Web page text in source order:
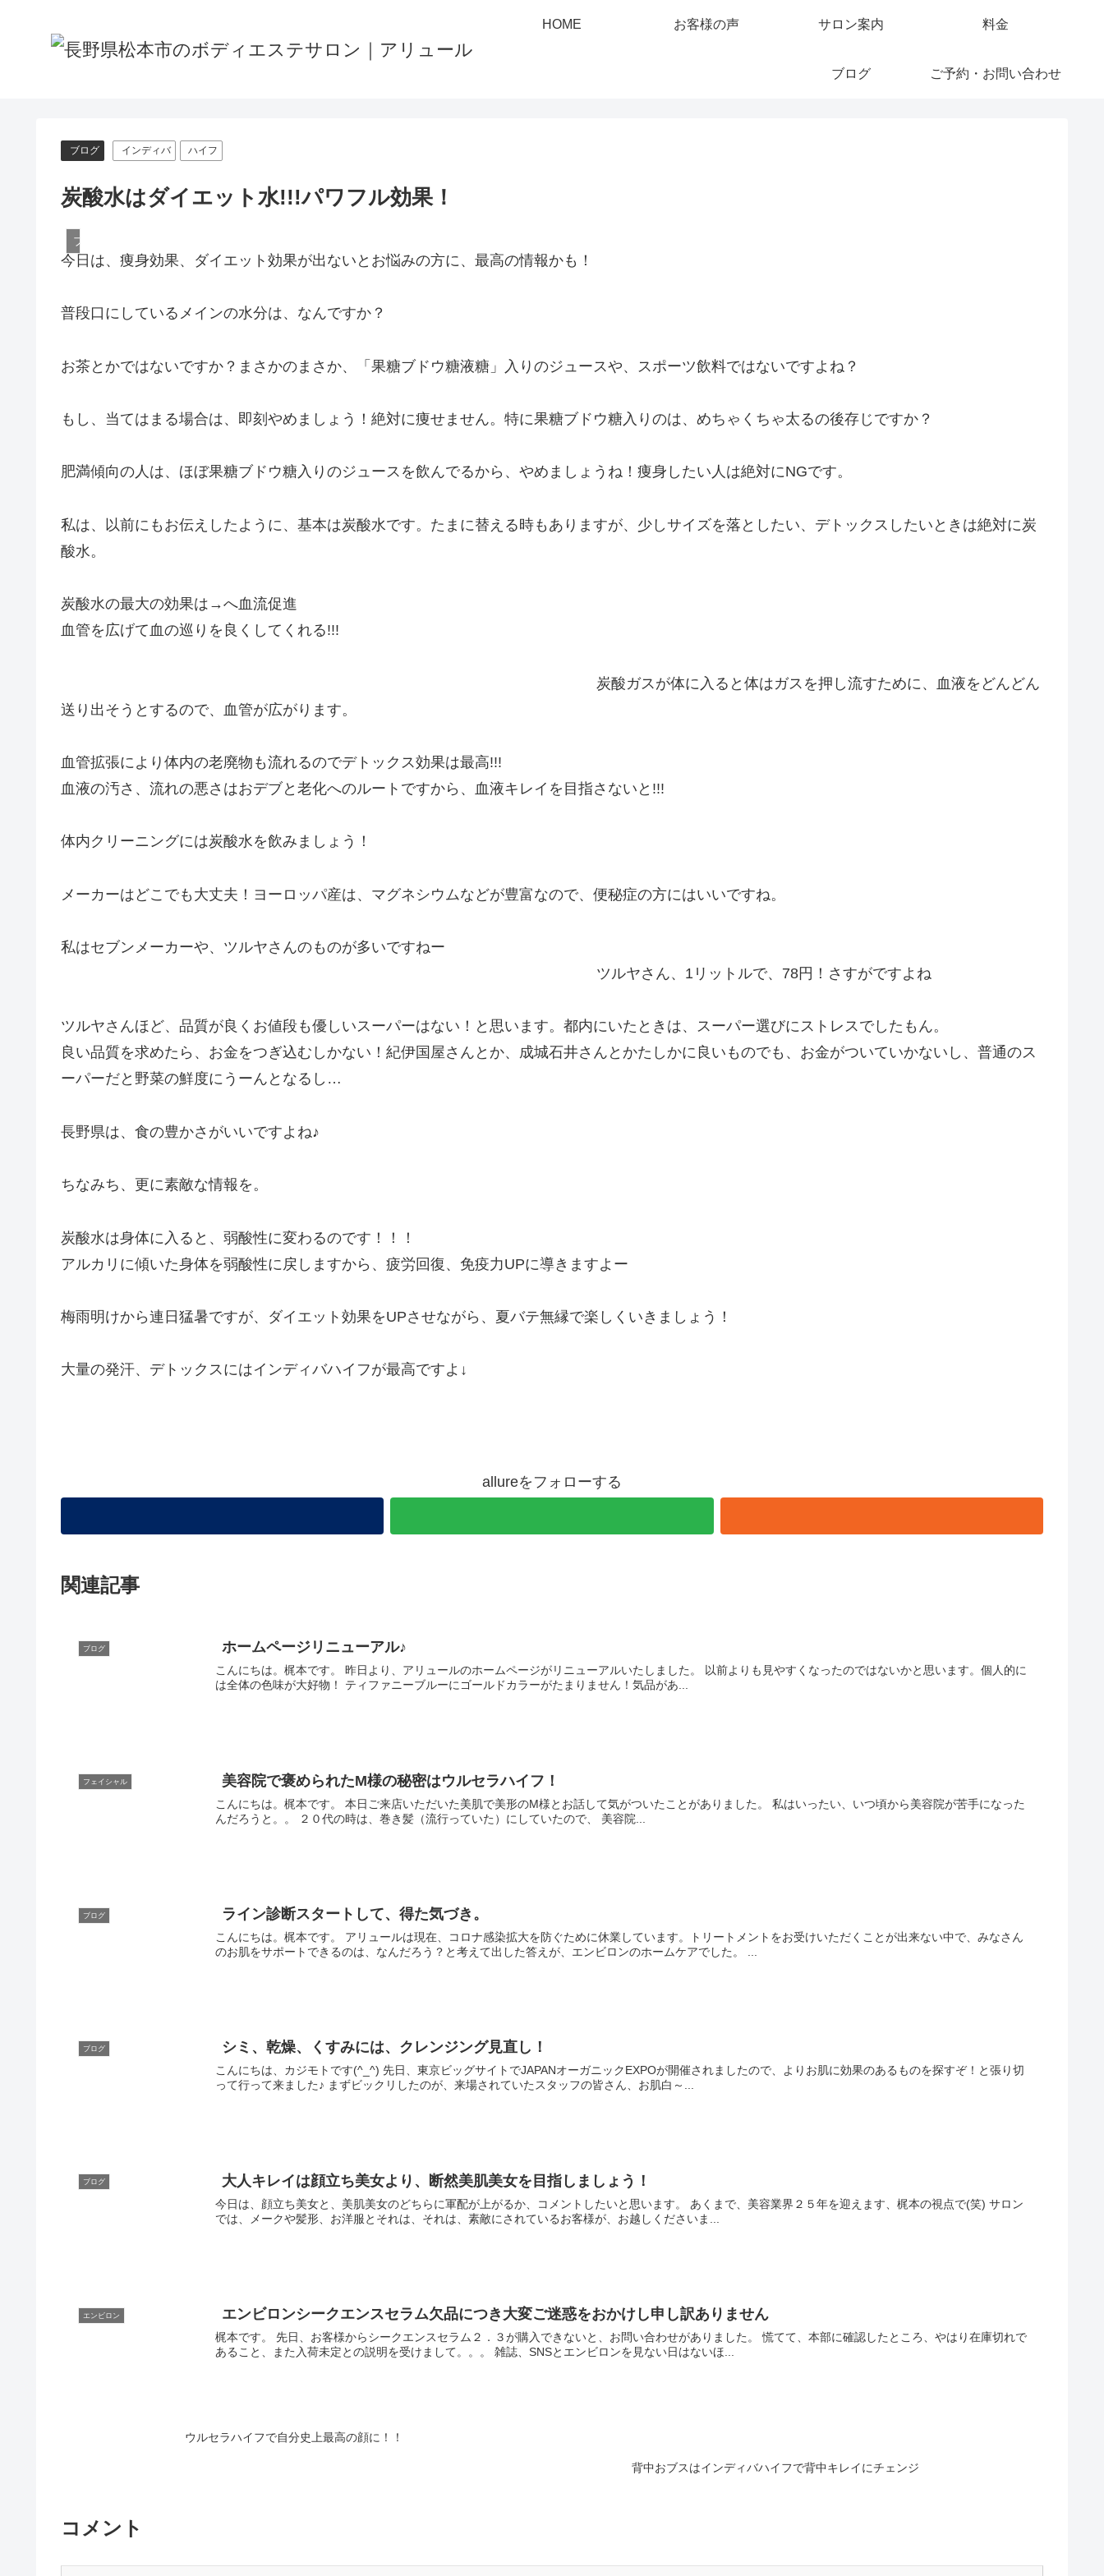
HOME お客様の声 サロン案内 料金
ブログ ご予約・お問い合わせ
ブログ インディバ ハイフ
炭酸水はダイエット水!!!パワフル効果！
ブログ
今日は、痩身効果、ダイエット効果が出ないとお悩みの方に、最高の情報かも！
普段口にしているメインの水分は、なんですか？
お茶とかではないですか？まさかのまさか、「果糖ブドウ糖液糖」入りのジュースや、スポーツ飲料ではないですよね？
もし、当てはまる場合は、即刻やめましょう！絶対に痩せません。特に果糖ブドウ糖入りのは、めちゃくちゃ太るの後存じですか？
肥満傾向の人は、ほぼ果糖ブドウ糖入りのジュースを飲んでるから、やめましょうね！痩身したい人は絶対にNGです。
私は、以前にもお伝えしたように、基本は炭酸水です。たまに替える時もありますが、少しサイズを落としたい、デトックスしたいときは絶対に炭
酸水。
炭酸水の最大の効果は→へ血流促進
血管を広げて血の巡りを良くしてくれる!!!
炭酸ガスが体に入ると体はガスを押し流すために、血液をどんどん
送り出そうとするので、血管が広がります。
血管拡張により体内の老廃物も流れるのでデトックス効果は最高!!!
血液の汚さ、流れの悪さはおデブと老化へのルートですから、血液キレイを目指さないと!!!
体内クリーニングには炭酸水を飲みましょう！
メーカーはどこでも大丈夫！ヨーロッパ産は、マグネシウムなどが豊富なので、便秘症の方にはいいですね。
私はセブンメーカーや、ツルヤさんのものが多いですねー
ツルヤさん、1リットルで、78円！さすがですよね
ツルヤさんほど、品質が良くお値段も優しいスーパーはない！と思います。都内にいたときは、スーパー選びにストレスでしたもん。
良い品質を求めたら、お金をつぎ込むしかない！紀伊国屋さんとか、成城石井さんとかたしかに良いものでも、お金がついていかないし、普通のス
ーパーだと野菜の鮮度にうーんとなるし…
長野県は、食の豊かさがいいですよね♪
ちなみち、更に素敵な情報を。
炭酸水は身体に入ると、弱酸性に変わるのです！！！
アルカリに傾いた身体を弱酸性に戻しますから、疲労回復、免疫力UPに導きますよー
梅雨明けから連日猛暑ですが、ダイエット効果をUPさせながら、夏バテ無縁で楽しくいきましょう！
大量の発汗、デトックスにはインディバハイフが最高ですよ↓
allureをフォローする
関連記事
ブログ ホームページリニューアル♪
こんにちは。梶本です。 昨日より、アリュールのホームページがリニューアルいたしました。 以前よりも見やすくなったのではないかと思います。個人的に
は全体の色味が大好物！ ティファニーブルーにゴールドカラーがたまりません！気品があ...
フェイシャル 美容院で褒められたM様の秘密はウルセラハイフ！
こんにちは。梶本です。 本日ご来店いただいた美肌で美形のM様とお話して気がついたことがありました。 私はいったい、いつ頃から美容院が苦手になった
んだろうと。。 ２０代の時は、巻き髪（流行っていた）にしていたので、 美容院...
ブログ ライン診断スタートして、得た気づき。
こんにちは。梶本です。 アリュールは現在、コロナ感染拡大を防ぐために休業しています。トリートメントをお受けいただくことが出来ない中で、みなさん
ブログ シミ、乾燥、くすみには、クレンジング見直し！
こんにちは、カジモトです(^_^) 先日、東京ビッグサイトでJAPANオーガニックEXPOが開催されましたので、よりお肌に効果のあるものを探すぞ！と張り切
って行って来ました♪ まずビックリしたのが、来場されていたスタッフの皆さん、お肌白～...
ブログ 大人キレイは顔立ち美女より、断然美肌美女を目指しましょう！
今日は、顔立ち美女と、美肌美女のどちらに軍配が上がるか、コメントしたいと思います。 あくまで、美容業界２５年を迎えます、梶本の視点で(笑) サロン
では、メークや髪形、お洋服とそれは、それは、素敵にされているお客様が、お越しくださいま...
エンビロン エンビロンシークエンスセラム欠品につき大変ご迷惑をおかけし申し訳ありません
梶本です。 先日、お客様からシークエンスセラム２．３が購入できないと、お問い合わせがありました。 慌てて、本部に確認したところ、やはり在庫切れで
あること、また入荷未定との説明を受けまして。。。 雑誌、SNSとエンビロンを見ない日はないほ...
ウルセラハイフで自分史上最高の顔に！！
背中おブスはインディバハイフで背中キレイにチェンジ
コメント